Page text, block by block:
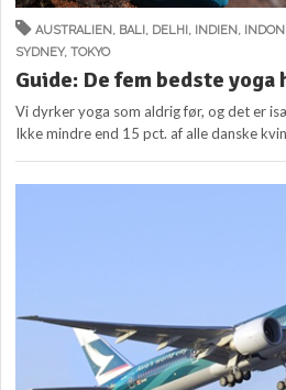
AUSTRALIEN , BALI , DELHI , INDIEN ,
SYDNEY,TOKYO
Guide: De fem bedste
Vi dyrker yoga som aldrig før, og det er
Ikke mindre end 15 pct. af alle danske